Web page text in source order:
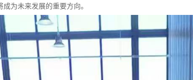
为未来发展的重要方向。